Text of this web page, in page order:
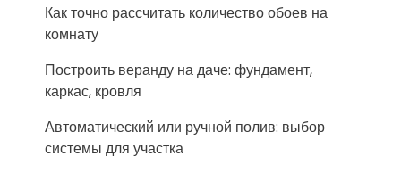
Как точно рассчитать количество обоев на
комнату
Построить веранду на даче: фундамент,
каркас, кровля
Автоматический или ручной полив: выбор
системы для участка